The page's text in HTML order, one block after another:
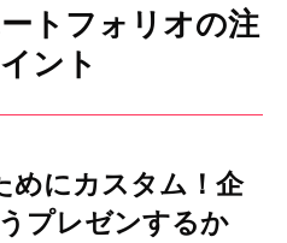
トフォリオの注
ント
めにカスタム！企
プレゼンするか